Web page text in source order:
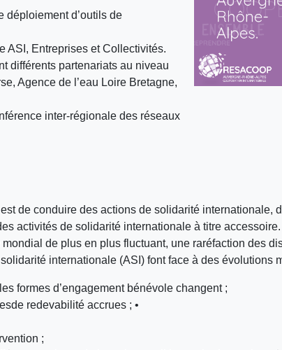
déploiement d’outils de
ASI, Entreprises et Collectivités.
différents partenariats au niveau
Agence de l’eau Loire Bretagne,
inter-régionale des réseaux
de conduire des actions de solidarité internationale,
activités de solidarité internationale à titre accessoire.
de plus en plus fluctuant, une raréfaction des
internationale (ASI) font face à des évolutions
formes d’engagement bénévole changent ;
redevabilité accrues ; •
;